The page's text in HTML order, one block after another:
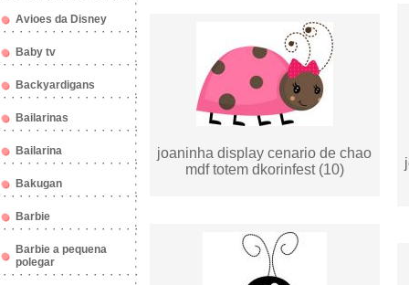
Avioes da Disney
Baby tv
Backyardigans
Bailarinas
Bailarina
Bakugan
Barbie
Barbie a pequena
polegar
joaninha display cenario de chao
mdf totem dkorinfest (10)